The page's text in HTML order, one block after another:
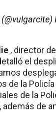
, director
el
de la Policía
de la
de